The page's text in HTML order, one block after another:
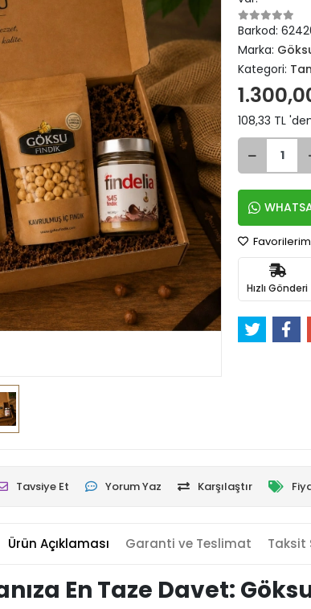
Barkod:
Marka:
Kategori:
108,33 TL
Hızlı Gönderi
Tavsiye Et Yorum Yaz Karşılaştır
Ürün Açıklaması Garanti ve Teslimat Taksit
En Taze Davet: